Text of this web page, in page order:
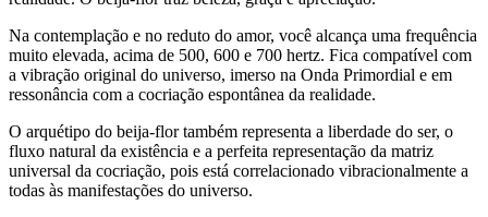
Na contemplação e no reduto do amor, você alcança uma frequência
muito elevada, acima de 500, 600 e 700 hertz. Fica compatível com
a vibração original do universo, imerso na Onda Primordial e em
ressonância com a cocriação espontânea da realidade.
O arquétipo do beija-flor também representa a liberdade do ser, o
fluxo natural da existência e a perfeita representação da matriz
universal da cocriação, pois está correlacionado vibracionalmente a
todas às manifestações do universo.